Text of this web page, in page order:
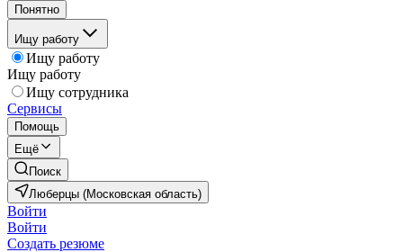
Понятно
Ищу работу
Ищу работу
Ищу работу
Ищу сотрудника
Сервисы
Помощь
Ещё
Поиск
Люберцы (Московская область)
Войти
Войти
Создать резюме